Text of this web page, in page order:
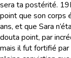
sera ta postérité. 19
point que son corps
ans, et que Sara
douta point, par
mais il fut fortifié par